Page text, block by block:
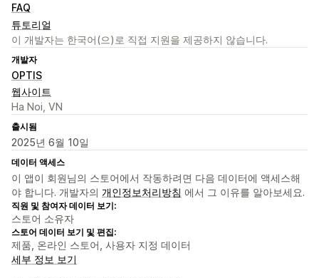
FAQ
튜토리얼
이 개발자는 한국어(으)로 직접 지원을 제공하지 않습니다.
개발자
OPTIS
웹사이트
Ha Noi, VN
출시됨
2025년 6월 10일
데이터 액세스
이 앱이 회원님의 스토어에서 작동하려면 다음 데이터에 액세스해
야 합니다. 개발자의 개인정보처리방침 에서 그 이유를 알아보세요.
직원 및 참여자 데이터 보기:
스토어 소유자
스토어 데이터 보기 및 편집:
제품, 온라인 스토어, 사용자 지정 데이터
세부 정보 보기